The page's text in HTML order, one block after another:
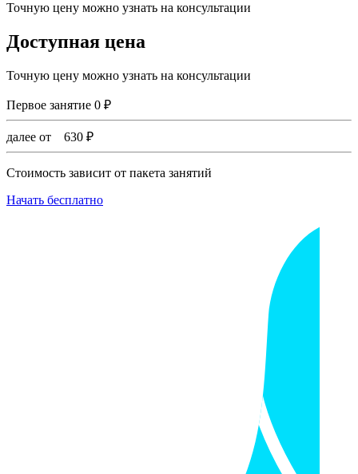
Точную цену можно узнать на консультации
Доступная цена
Точную цену можно узнать на консультации
Первое занятие 0 ₽
далее от 630 ₽
Стоимость зависит от пакета занятий
Начать бесплатно